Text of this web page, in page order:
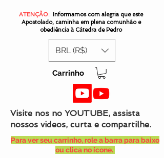
ATENÇÃO: Informamos com alegria que este
Apostolado, caminha em plena comunhão e
obediência à Cátedra de Pedro
BRL (R$)
Carrinho
Visite nos no YOUTUBE, assista
nossos videos, curta e compartilhe.
Para ver seu carrinho, role a barra para baixo
ou clica no ícone.